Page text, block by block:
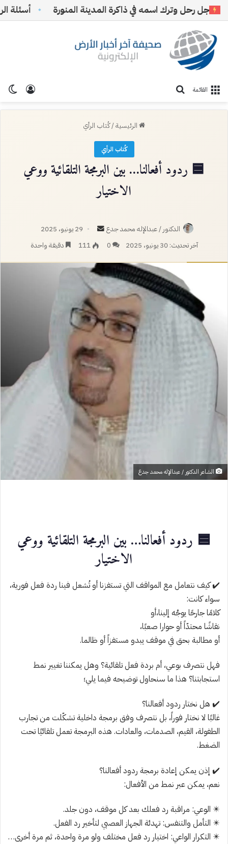
رحل وترك اسمه في ذاكرة المدينة المنورة أسئلة
تسجيل القائمة
الرئيسية/كُتاب الرأي
كُتاب الرأي
🟦 ردود أفعالنا… بين البرمجة التلقائية ووعي
الاختيار
الدكتور / عبدالإله محمد جدع
أرسل
بريدا
29 يونيو، 2025
آخر تحديث: 30 يونيو، 2025
0
111 دقيقة واحدة
الشاعر الدكتور / عبدالإله محمد جدع
🟦 ردود أفعالنا… بين البرمجة التلقائية ووعي
الاختيار
✔️ كيف نتعامل مع المواقف التي تستفزنا أو تُشعل فينا ردة فعل فورية،
سواء كانت:
كلامًا جارحًا يوجَّه إلينا،أو
نقاشًا محتدّاً أو حوارا صعبًا،
أو مطالبة بحق في موقف يبدو مستفزاً أو ظالما.
فهل نتصرف بوعي، أم بردة فعل تلقائية؟ وهل يمكننا تغيير نمط
استجابتنا؟ هذا ما سنحاول توضيحه فيما يلي؛
✔️ هل نختار ردود أفعالنا؟
غالبًا لا نختار فوراً، بل نتصرف وفق برمجة داخلية تشكّلت من تجارب
الطفولة، القيم، الصدمات، والعادات. هذه البرمجة تعمل تلقائيًا تحت
الضغط.
✔️ إذن يمكن إعادة برمجة ردود أفعالنا؟
نعم، يمكن عبر نمط من الأفعال:
✴️ الوعي: مراقبة رد فعلك بعد كل موقف، دون جلد.
✴️ التأمل والتنفس: تهدئة الجهاز العصبي لتأخير رد الفعل.
✴️ التكرار الواعي: اختيار رد فعل مختلف ولو مرة واحدة، ثم مرة أخرى…